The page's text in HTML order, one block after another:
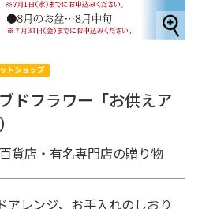
ドフラワー「お供えア
貨店・有名専門店の贈り物
アレンジ、お手入れのしおり